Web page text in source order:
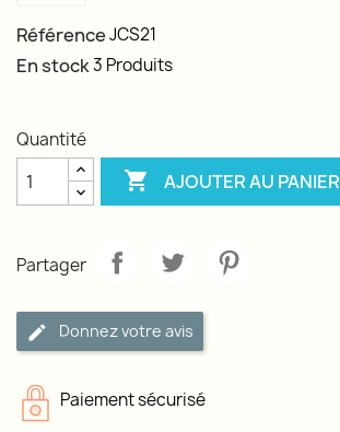
RéférenceJCS21
En stock3 Produits
Quantité
 AJOUTER AU PANIER
Partager
Donnez votre avis
Paiement sécurisé